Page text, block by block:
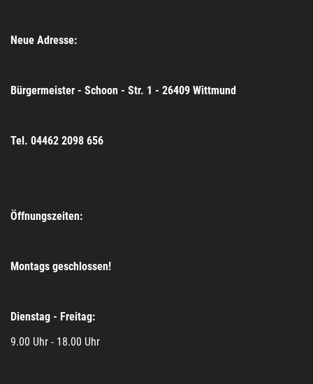
Neue Adresse:
Bürgermeister - Schoon - Str. 1 - 26409 Wittmund
Tel. 04462 2098 656
Öffnungszeiten:
Montags geschlossen!
Dienstag - Freitag:
9.00 Uhr - 18.00 Uhr